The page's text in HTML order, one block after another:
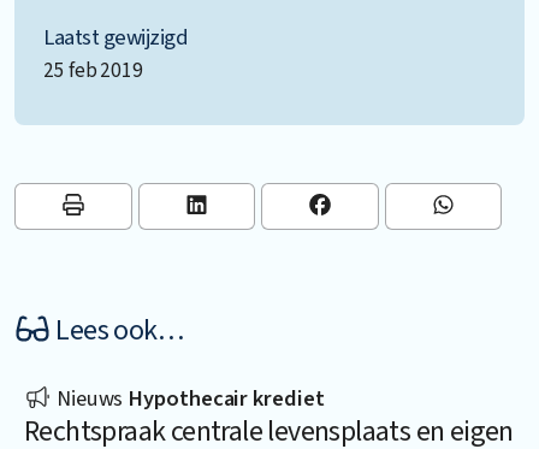
Laatst gewijzigd
25 feb 2019
Lees ook…
Nieuws Hypothecair krediet
Rechtspraak centrale levensplaats en eigen